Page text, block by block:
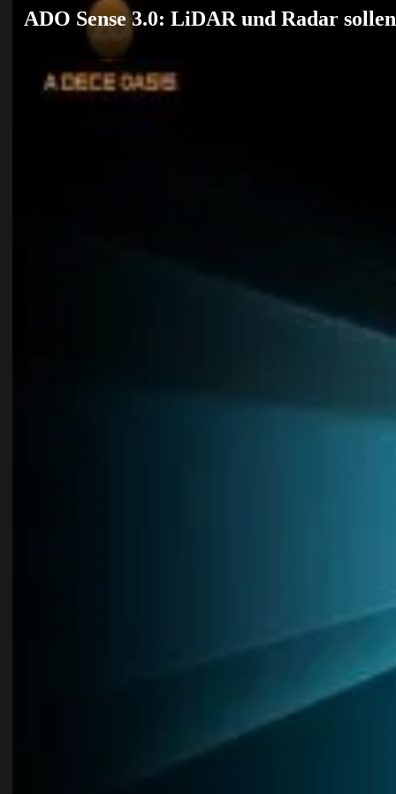
ADO Sense 3.0: LiDAR und Radar